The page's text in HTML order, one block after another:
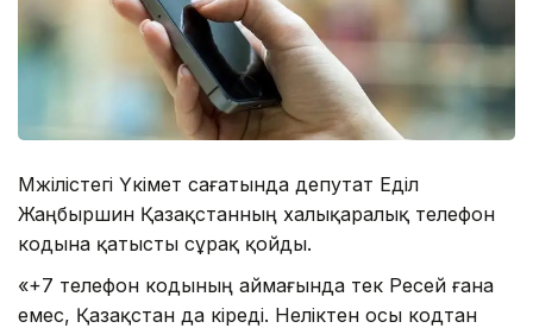
Мәжілістегі Үкімет сағатында депутат Еділ
Жаңбыршин Қазақстанның халықаралық телефон
кодына қатысты сұрақ қойды.
«+7 телефон кодының аймағында тек Ресей ғана
емес, Қазақстан да кіреді. Неліктен осы кодтан